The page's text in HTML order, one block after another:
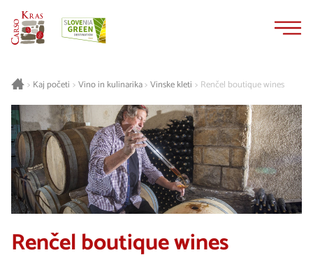
> Kaj početi > Vino in kulinarika>Vinske kleti > Renčel boutique wines
Renčel boutique wines